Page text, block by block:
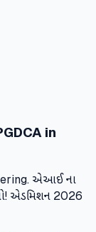
in
એઆઈ ના
એડમિશન 2026